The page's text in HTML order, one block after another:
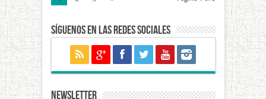
Síguenos en las redes sociales
NEWSLETTER